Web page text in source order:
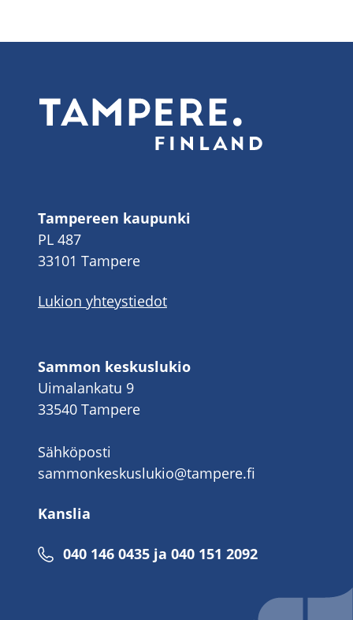
Tampereen kaupunki
PL 487
33101 Tampere
Lukion yhteystiedot
Sammon keskuslukio
Uimalankatu 9
33540 Tampere
Sähköposti
sammonkeskuslukio@tampere.fi
Kanslia
040 146 0435 ja 040 151 2092